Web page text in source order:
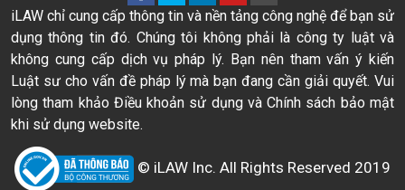
iLAW chỉ cung cấp thông tin và nền tảng công nghệ để bạn sử
dụng thông tin đó. Chúng tôi không phải là công ty luật và
không cung cấp dịch vụ pháp lý. Bạn nên tham vấn ý kiến
Luật sư cho vấn đề pháp lý mà bạn đang cần giải quyết. Vui
lòng tham khảo Điều khoản sử dụng và Chính sách bảo mật
khi sử dụng website.
© iLAW Inc. All Rights Reserved 2019